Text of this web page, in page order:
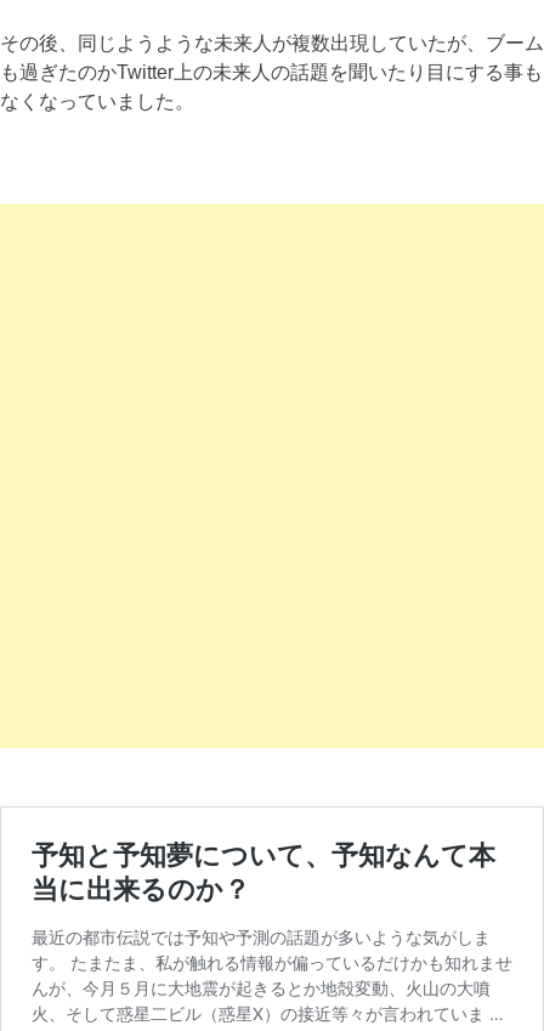
その後、同じようような未来人が複数出現していたが、ブーム
も過ぎたのかTwitter上の未来人の話題を聞いたり目にする事も
なくなっていました。